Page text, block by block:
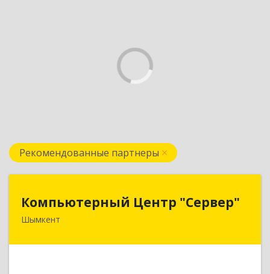
Рекомендованные партнеры
Компьютерный Центр "Сервер"
Шымкент
Компьютерный Центр "Сервер"
Казахстан, 160000, г. Шымкент, ул. Казыбек-Би,